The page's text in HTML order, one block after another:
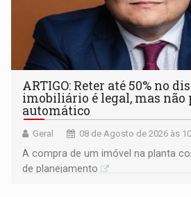
ARTIGO: Reter até 50% no
imobiliário é legal, mas não
automático
Geral 08 de Agosto de 2026 às
A compra de um imóvel na planta
de planejamento